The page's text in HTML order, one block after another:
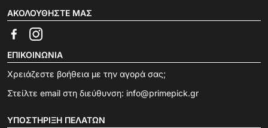
ΑΚΟΛΟΥΘΉΣΤΕ ΜΑΣ
ΕΠΙΚΟΙΝΩΝΊΑ
Χρειάζεστε βοήθεια με την αγορά σας;
Στείλτε email στη διεύθυνση: info@primepick.gr
ΥΠΟΣΤΉΡΙΞΗ ΠΕΛΑΤΏΝ